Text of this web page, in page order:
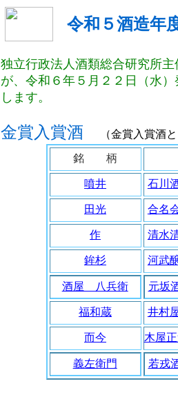
令和５酒造年
独立行政法人酒類総合研究所
が、令和６年５月２２日（水
します。
金賞入賞酒 （金賞入賞酒
銘 柄
噴井 石川
田光 合名
作 清水
鉾杉 河武
酒屋 八兵衛 元坂
福和蔵 井村
而今 木屋
義左衛門 若戎